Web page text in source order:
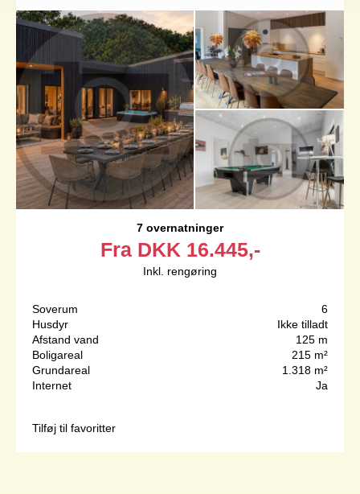
7 overnatninger
Fra DKK 16.445,-
Inkl. rengøring
Soverum
6
Husdyr
Ikke tilladt
Afstand vand
125 m
Boligareal
215 m²
Grundareal
1.318 m²
Internet
Ja
Tilføj til favoritter